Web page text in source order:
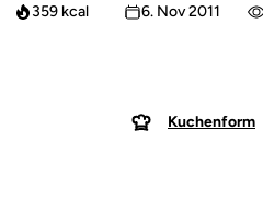
359 kcal 6. Nov 2011
Kuchenform